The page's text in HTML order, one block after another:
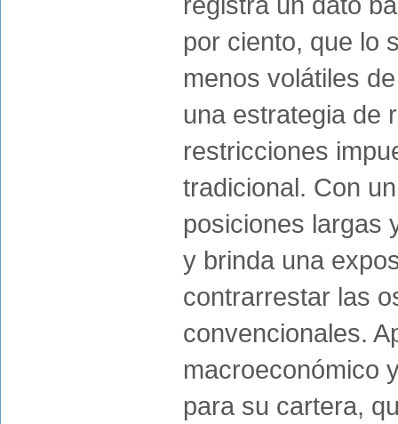
por ciento, que lo
menos volátiles
una estrategia de
restricciones
tradicional. Con
posiciones largas
y brinda una
contrarrestar las
convencionales.
macroeconómico
para su cartera,